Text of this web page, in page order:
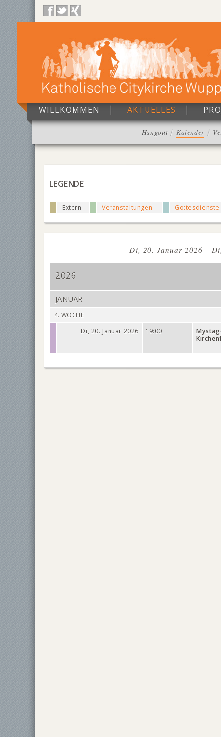
WILLKOMMEN AKTUELLES
Hangout Kalender
LEGENDE
Extern Veranstaltungen Gottesdienste
Di, 20. Januar 2026 -
2026
JANUAR
4. WOCHE
Di, 20. Januar 2026
19:00